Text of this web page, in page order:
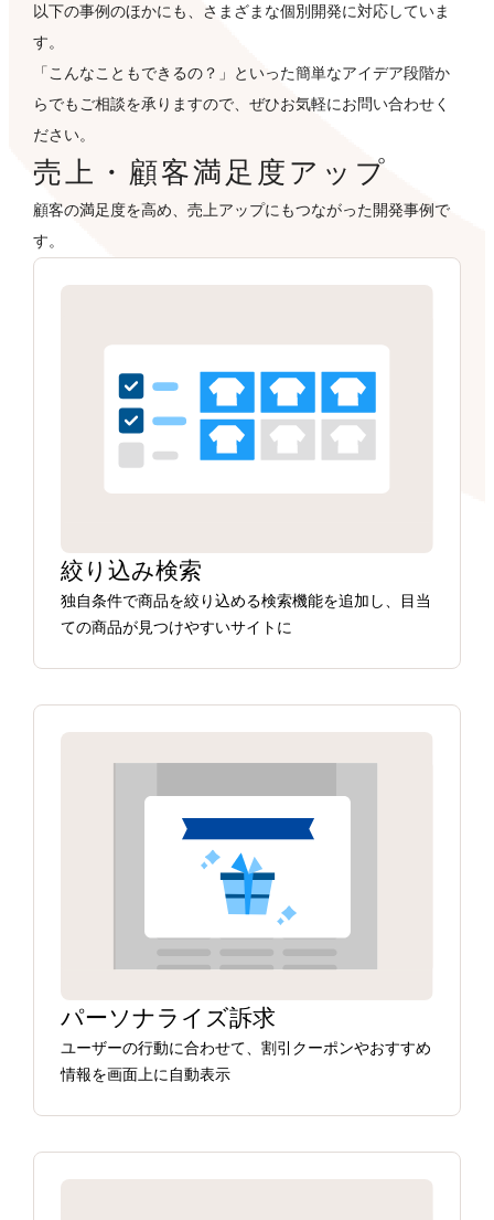
以下の事例のほかにも、さまざまな個別開発に対応していま
す。
「こんなこともできるの？」といった簡単なアイデア段階か
らでもご相談を承りますので、ぜひお気軽にお問い合わせく
ださい。
売上・顧客満足度アップ
顧客の満足度を高め、売上アップにもつながった開発事例で
す。
絞り込み検索
独自条件で商品を絞り込める検索機能を追加し、目当
ての商品が見つけやすいサイトに
パーソナライズ訴求
ユーザーの行動に合わせて、割引クーポンやおすすめ
情報を画面上に自動表示